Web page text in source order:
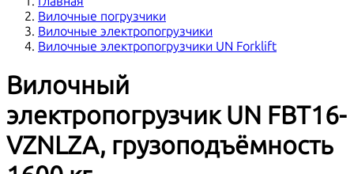
Вилочные погрузчики
Вилочные электропогрузчики
Вилочные электропогрузчики UN Forklift
Вилочный
электропогрузчик UN FBT16-
VZNLZA, грузоподъёмность